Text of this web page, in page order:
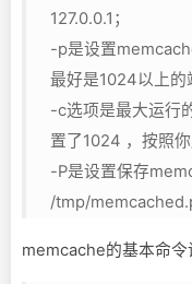
127.0.0.1；
-p是设置
最好是1024以上的
-c选项是最大运行
置了1024 ，按照
-P是设置保存
/tmp/
memcache的基本命令